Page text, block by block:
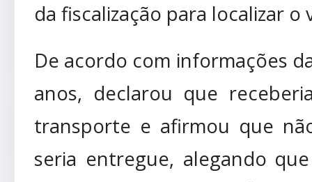
da fiscalização para localizar
De acordo com informações
anos, declarou que
transporte e afirmou que
seria entregue, alegando